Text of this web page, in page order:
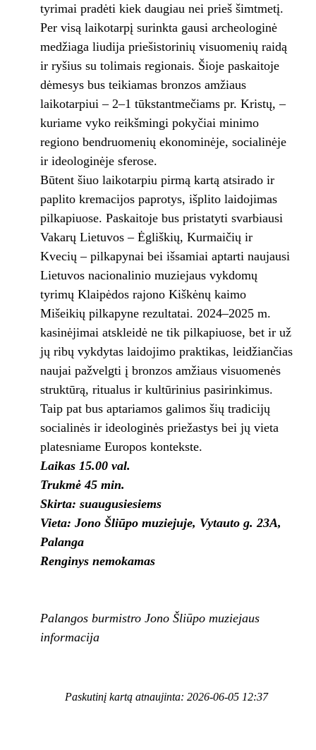
tyrimai pradėti kiek daugiau nei prieš šimtmetį.
Per visą laikotarpį surinkta gausi archeologinė
medžiaga liudija priešistorinių visuomenių raidą
ir ryšius su tolimais regionais. Šioje paskaitoje
dėmesys bus teikiamas bronzos amžiaus
laikotarpiui – 2–1 tūkstantmečiams pr. Kristų, –
kuriame vyko reikšmingi pokyčiai minimo
regiono bendruomenių ekonominėje, socialinėje
ir ideologinėje sferose.
Būtent šiuo laikotarpiu pirmą kartą atsirado ir
paplito kremacijos paprotys, išplito laidojimas
pilkapiuose. Paskaitoje bus pristatyti svarbiausi
Vakarų Lietuvos – Ėgliškių, Kurmaičių ir
Kvecių – pilkapynai bei išsamiai aptarti naujausi
Lietuvos nacionalinio muziejaus vykdomų
tyrimų Klaipėdos rajono Kiškėnų kaimo
Mišeikių pilkapyne rezultatai. 2024–2025 m.
kasinėjimai atskleidė ne tik pilkapiuose, bet ir už
jų ribų vykdytas laidojimo praktikas, leidžiančias
naujai pažvelgti į bronzos amžiaus visuomenės
struktūrą, ritualus ir kultūrinius pasirinkimus.
Taip pat bus aptariamos galimos šių tradicijų
socialinės ir ideologinės priežastys bei jų vieta
platesniame Europos kontekste.
Laikas 15.00 val.
Trukmė 45 min.
Skirta: suaugusiesiems
Vieta: Jono Šliūpo muziejuje, Vytauto g. 23A,
Palanga
Renginys nemokamas
Palangos burmistro Jono Šliūpo muziejaus
informacija
Paskutinį kartą atnaujinta: 2026-06-05 12:37